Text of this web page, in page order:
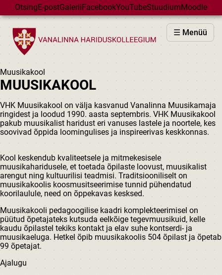
Skip to main content
OtsingE-postGaleriiFacebookYouTubeStuudiumMoodle
☰ Menüü
VHK
VASTUVÕTT
GÜMNAASIUM
HUVIÕPE
SÜNDMUSED
Muusikakool
MUUSIKAKOOL
VHK Muusikakool on välja kasvanud Vanalinna Muusikamaja
ringidest ja loodud 1990. aasta septembris. VHK Muusikakool
pakub muusikalist haridust eri vanuses lastele ja noortele, kes
soovivad õppida loomingulises ja inspireerivas keskkonnas.
Kool keskendub kvaliteetsele ja mitmekesisele
muusikaharidusele, et toetada õpilaste loovust, muusikalist
arengut ning kultuurilisi teadmisi. Traditsiooniliselt on
muusikakoolis koosmusitseerimise tunnid pühendatud
koorilaulule, need on õppekavas kesksed.
Muusikakooli pedagoogilise kaadri komplekteerimisel on
püütud õpetajateks kutsuda eelkõige tegevmuusikuid, kelle
kaudu õpilastel tekiks kontakt ja elav suhe kontserdi- ja
muusikaeluga. Hetkel õpib muusikakoolis 504 õpilast ja õpetab
99 õpetajat.
Ajalugu